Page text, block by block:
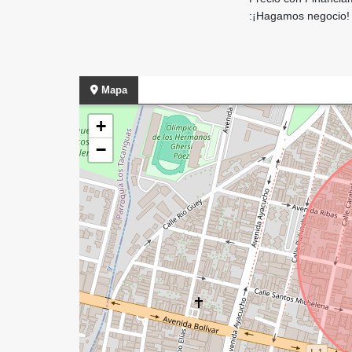
:¡Hagamos negocio!
Mapa
+
−